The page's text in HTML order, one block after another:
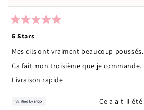
5
sur
5
étoiles
5 Stars
Mes cils ont vraiment beaucoup poussés.
Ça fait mon troisième que je commande.
Livraison rapide
Cela a-t-il été